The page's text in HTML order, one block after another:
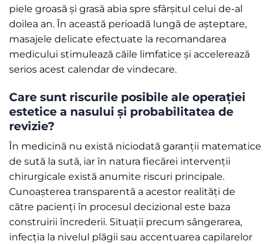
piele groasă și grasă abia spre sfârșitul celui de-al
doilea an. În această perioadă lungă de așteptare,
masajele delicate efectuate la recomandarea
medicului stimulează căile limfatice și accelerează
serios acest calendar de vindecare.
Care sunt riscurile posibile ale operației
estetice a nasului și probabilitatea de
revizie?
În medicină nu există niciodată garanții matematice
de sută la sută, iar în natura fiecărei intervenții
chirurgicale există anumite riscuri principale.
Cunoașterea transparentă a acestor realități de
către pacienți în procesul decizional este baza
construirii încrederii. Situații precum sângerarea,
infecția la nivelul plăgii sau accentuarea capilarelor